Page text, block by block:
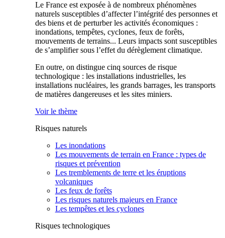
Le France est exposée à de nombreux phénomènes
naturels susceptibles d’affecter l’intégrité des personnes et
des biens et de perturber les activités économiques :
inondations, tempêtes, cyclones, feux de forêts,
mouvements de terrains... Leurs impacts sont susceptibles
de s’amplifier sous l’effet du dérèglement climatique.
En outre, on distingue cinq sources de risque
technologique : les installations industrielles, les
installations nucléaires, les grands barrages, les transports
de matières dangereuses et les sites miniers.
Voir le thème
Risques naturels
Les inondations
Les mouvements de terrain en France : types de
risques et prévention
Les tremblements de terre et les éruptions
volcaniques
Les feux de forêts
Les risques naturels majeurs en France
Les tempêtes et les cyclones
Risques technologiques